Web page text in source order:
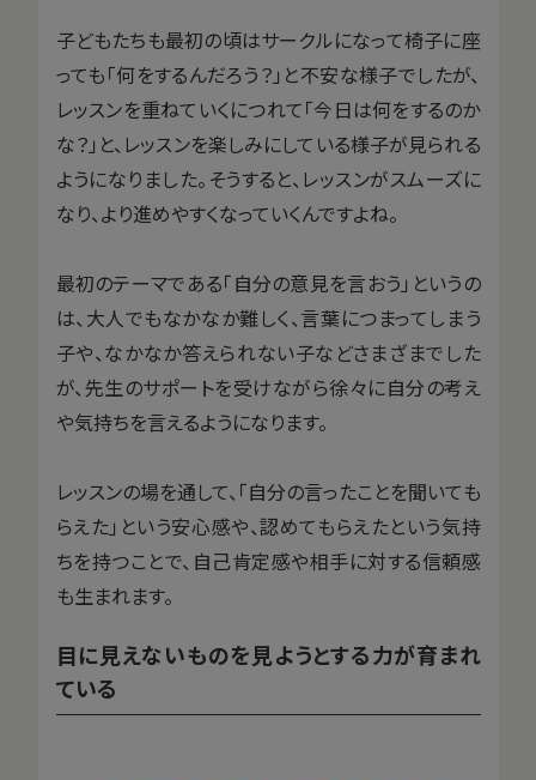
子どもたちも最初の頃はサークルになって椅子に座
っても「何をするんだろう？」と不安な様子でしたが、
レッスンを重ねていくにつれて「今日は何をするのか
な？」と、レッスンを楽しみにしている様子が見られる
ようになりました。そうすると、レッスンがスムーズに
なり、より進めやすくなっていくんですよね。
最初のテーマである「自分の意見を言おう」というの
は、大人でもなかなか難しく、言葉につまってしまう
子や、なかなか答えられない子などさまざまでした
が、先生のサポートを受けながら徐々に自分の考え
や気持ちを言えるようになります。
レッスンの場を通して、「自分の言ったことを聞いても
らえた」という安心感や、認めてもらえたという気持
ちを持つことで、自己肯定感や相手に対する信頼感
も生まれます。
目に見えないものを見ようとする力が育まれ
ている